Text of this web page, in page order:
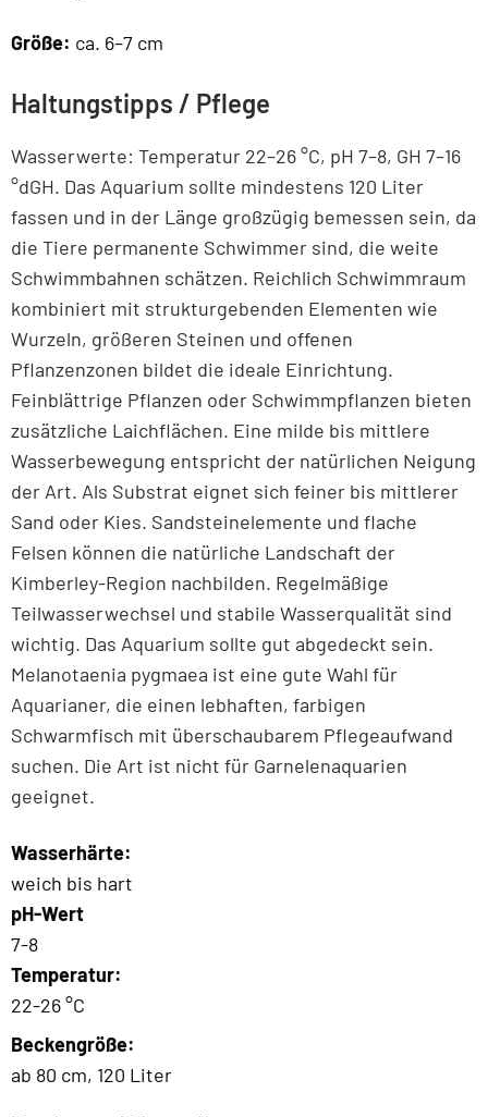
Größe: ca. 6–7 cm
Haltungstipps / Pflege
Wasserwerte: Temperatur 22–26 °C, pH 7–8, GH 7–16
°dGH. Das Aquarium sollte mindestens 120 Liter
fassen und in der Länge großzügig bemessen sein, da
die Tiere permanente Schwimmer sind, die weite
Schwimmbahnen schätzen. Reichlich Schwimmraum
kombiniert mit strukturgebenden Elementen wie
Wurzeln, größeren Steinen und offenen
Pflanzenzonen bildet die ideale Einrichtung.
Feinblättrige Pflanzen oder Schwimmpflanzen bieten
zusätzliche Laichflächen. Eine milde bis mittlere
Wasserbewegung entspricht der natürlichen Neigung
der Art. Als Substrat eignet sich feiner bis mittlerer
Sand oder Kies. Sandsteinelemente und flache
Felsen können die natürliche Landschaft der
Kimberley-Region nachbilden. Regelmäßige
Teilwasserwechsel und stabile Wasserqualität sind
wichtig. Das Aquarium sollte gut abgedeckt sein.
Melanotaenia pygmaea ist eine gute Wahl für
Aquarianer, die einen lebhaften, farbigen
Schwarmfisch mit überschaubarem Pflegeaufwand
suchen. Die Art ist nicht für Garnelenaquarien
geeignet.
Wasserhärte:
weich bis hart
pH-Wert
7-8
Temperatur:
22-26 °C
Beckengröße:
ab 80 cm, 120 Liter